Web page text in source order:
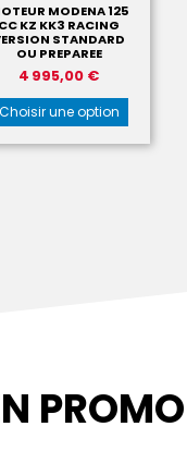
MODENA 125
CC KZ KK3 RACING
STANDARD
OU PREPAREE
4 995,00 €
Choisir une option
PROMO